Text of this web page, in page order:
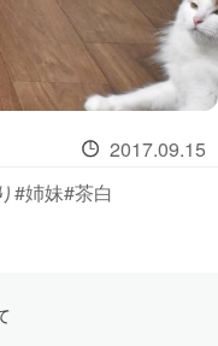
2017.09.15
#姉妹#茶白